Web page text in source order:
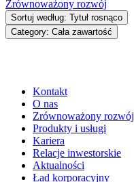
Zrównoważony rozwój
Sortuj według: Tytuł rosnąco
Category: Cała zawartość
Kontakt
O nas
Zrównoważony rozwój
Produkty i usługi
Kariera
Relacje inwestorskie
Aktualności
Ład korporacyjny